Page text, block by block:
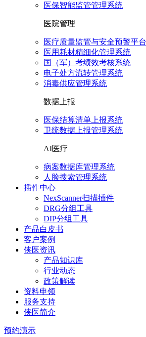
医保智能监管管理系统
医院管理
医疗质量监管与安全预警平台
医用耗材精细化管理系统
国（军）考绩效考核系统
电子处方流转管理系统
消毒供应管理系统
数据上报
医保结算清单上报系统
卫统数据上报管理系统
AI医疗
病案数据库管理系统
人脸搜索管理系统
插件中心
NexScanner扫描插件
DRG分组工具
DIP分组工具
产品白皮书
客户案例
侠医资讯
产品知识库
行业动态
政策解读
资料申领
服务支持
侠医简介
预约演示